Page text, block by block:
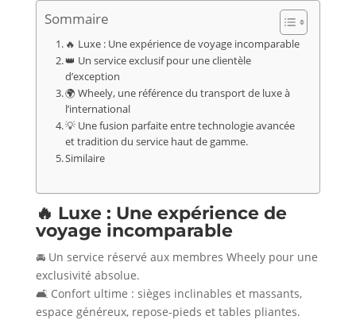
Sommaire
🔥 Luxe : Une expérience de voyage incomparable
👑 Un service exclusif pour une clientèle
d’exception
🌍 Wheely, une référence du transport de luxe à
l’international
💡 Une fusion parfaite entre technologie avancée
et tradition du service haut de gamme.
Similaire
🔥 Luxe : Une expérience de
voyage incomparable
🚘 Un service réservé aux membres Wheely pour une
exclusivité absolue.
🛋️ Confort ultime : sièges inclinables et massants,
espace généreux, repose-pieds et tables pliantes.